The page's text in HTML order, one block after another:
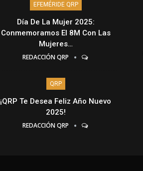
EFEMÉRIDE QRP
Día De La Mujer 2025:
Conmemoramos El 8M Con Las
Mujeres…
REDACCIÓN QRP
QRP
¡QRP Te Desea Feliz Año Nuevo
2025!
REDACCIÓN QRP